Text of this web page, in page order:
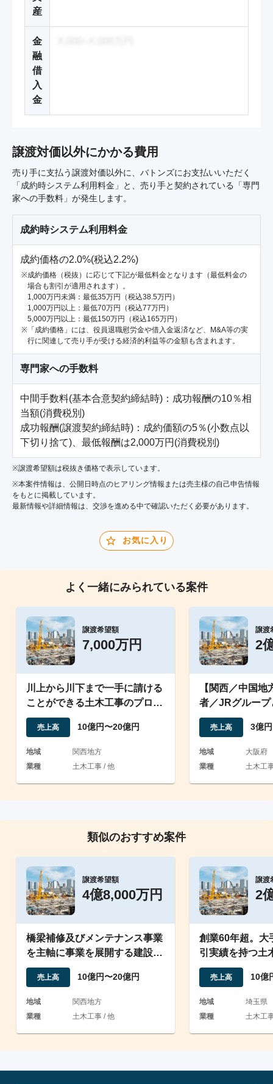
産
金
融
借
入
金
譲渡対価以外にかかる費用
売り手に支払う譲渡対価以外に、バトンズにお支払いいただく
「成約時システム利用料金」と、売り手と契約されている「専門
家への手数料」が発生します。
成約時システム利用料金
成約価格の2.0%(税込2.2%)
成約価格（税抜）に応じて下記が最低料金となります（最低料金の
場合も割引が適用されます）。
1,000万円未満：最低35万円（税込38.5万円）
1,000万円以上：最低70万円（税込77万円）
5,000万円以上：最低150万円（税込165万円）
「成約価格」には、役員退職慰労金や借入金返済など、M&A等の実
行に関連して売り手が受ける経済的利益等の金額も含まれます。
専門家への手数料
中間手数料(基本合意契約締結時)：成功報酬の10％相
当額(消費税別)
成功報酬(譲渡契約締結時)：成約価額の5％(小数点以
下切り捨て)、最低報酬は2,000万円(消費税別)
※譲渡希望額は税抜き価格で表示しています。
※本案件情報は、公開日時点のヒアリング情報または売主様の自己申告情報
をもとに掲載しています。
最新情報や詳細情報は、交渉を進める中で確認いただく必要があります。
お気に入り
よく一緒にみられている案件
譲渡希望額
7,000万円
川上から川下まで一手に請ける
ことができる土木工事のプロ集
団（特定建設）
売上高 10億円〜20億円
地域
関西地方
業種
土木工事 / 他
譲渡
2
【関西／中国
者／JRグルー
工管理技士・推
売上高 3億
地域
大阪府
業種
土木工
類似のおすすめ案件
譲渡希望額
4億8,000万円
橋梁補修及びメンテナンス事業
を主軸に事業を展開する建設会
社
売上高 10億円〜20億円
地域
関西地方
業種
土木工事 / 他
譲渡
2
創業60年超。大
引実績を持つ土
渡案件
売上高 10億
地域
埼玉県
業種
土木工